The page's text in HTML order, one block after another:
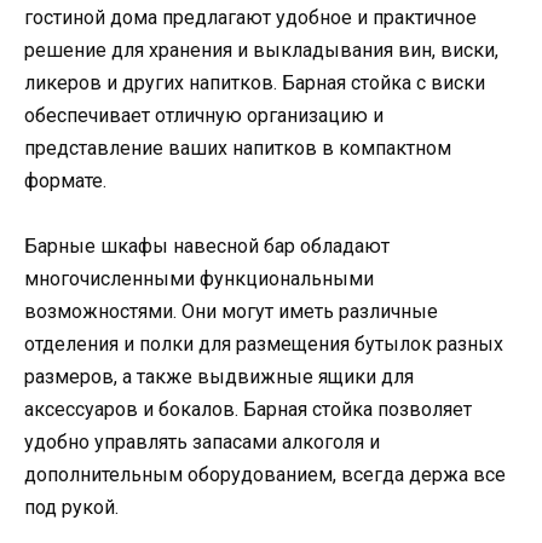
гостиной дома предлагают удобное и практичное
решение для хранения и выкладывания вин, виски,
ликеров и других напитков. Барная стойка с виски
обеспечивает отличную организацию и
представление ваших напитков в компактном
формате.
Барные шкафы навесной бар обладают
многочисленными функциональными
возможностями. Они могут иметь различные
отделения и полки для размещения бутылок разных
размеров, а также выдвижные ящики для
аксессуаров и бокалов. Барная стойка позволяет
удобно управлять запасами алкоголя и
дополнительным оборудованием, всегда держа все
под рукой.